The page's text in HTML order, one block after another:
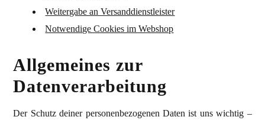
Weitergabe an Versanddienstleister
Notwendige Cookies im Webshop
Allgemeines zur
Datenverarbeitung
Der Schutz deiner personenbezogenen Daten ist uns wichtig –